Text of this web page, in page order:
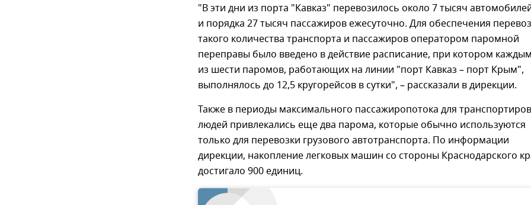
"В эти дни из порта "Кавказ" перевозилось около 7 тысяч
и порядка 27 тысяч пассажиров ежесуточно. Для обеспечения
такого количества транспорта и пассажиров оператором паромной
переправы было введено в действие расписание, при котором каждым
из шести паромов, работающих на линии "порт Кавказ – порт Крым",
выполнялось до 12,5 кругорейсов в сутки", – рассказали в дирекции.
Также в периоды максимального пассажиропотока для
людей привлекались еще два парома, которые обычно используются
только для перевозки грузового автотранспорта. По информации
дирекции, накопление легковых машин со стороны Краснодарского
достигало 900 единиц.